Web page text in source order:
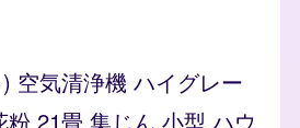
空気清浄機 ハイグレー
粉 21畳 集じん 小型 ハウ